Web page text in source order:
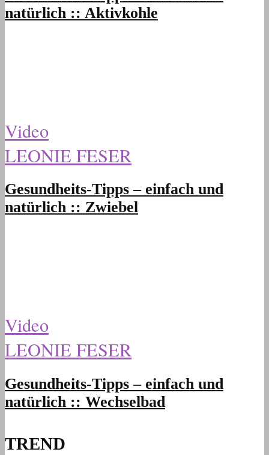
natürlich :: Aktivkohle
Video
LEONIE FESER
Gesundheits-Tipps – einfach und
natürlich :: Zwiebel
Video
LEONIE FESER
Gesundheits-Tipps – einfach und
natürlich :: Wechselbad
TREND